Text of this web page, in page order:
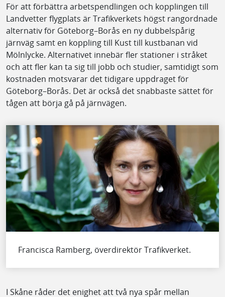
För att förbättra arbetspendlingen och kopplingen till
Landvetter flygplats är Trafikverkets högst rangordnade
alternativ för Göteborg–Borås en ny dubbelspårig
järnväg samt en koppling till Kust till kustbanan vid
Mölnlycke. Alternativet innebär fler stationer i stråket
och att fler kan ta sig till jobb och studier, samtidigt som
kostnaden motsvarar det tidigare uppdraget för
Göteborg–Borås. Det är också det snabbaste sättet för
tågen att börja gå på järnvägen.
Francisca Ramberg, överdirektör Trafikverket.
I Skåne råder det enighet att två nya spår mellan